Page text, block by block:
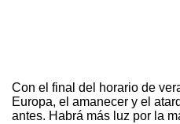
Con el final del horario de
Europa, el amanecer y el
antes. Habrá más luz por la